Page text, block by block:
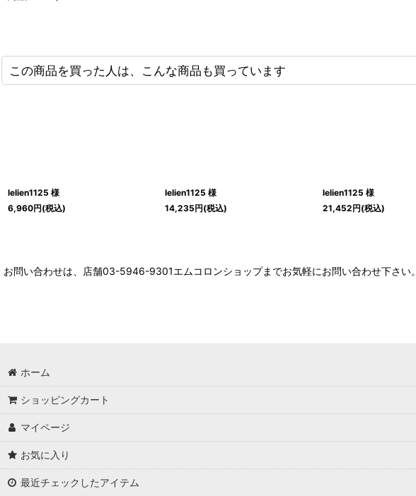
この商品を買った人は、こんな商品も買っています
lelien1125 様
6,960円(税込)
lelien1125 様
14,235円(税込)
lelien1125 様
21,452円(税込)
お問い合わせは、店舗03-5946-9301エムコロンショップまでお気軽にお問い合わせ下さい。
ホーム
ショッピングカート
マイページ
お気に入り
最近チェックしたアイテム